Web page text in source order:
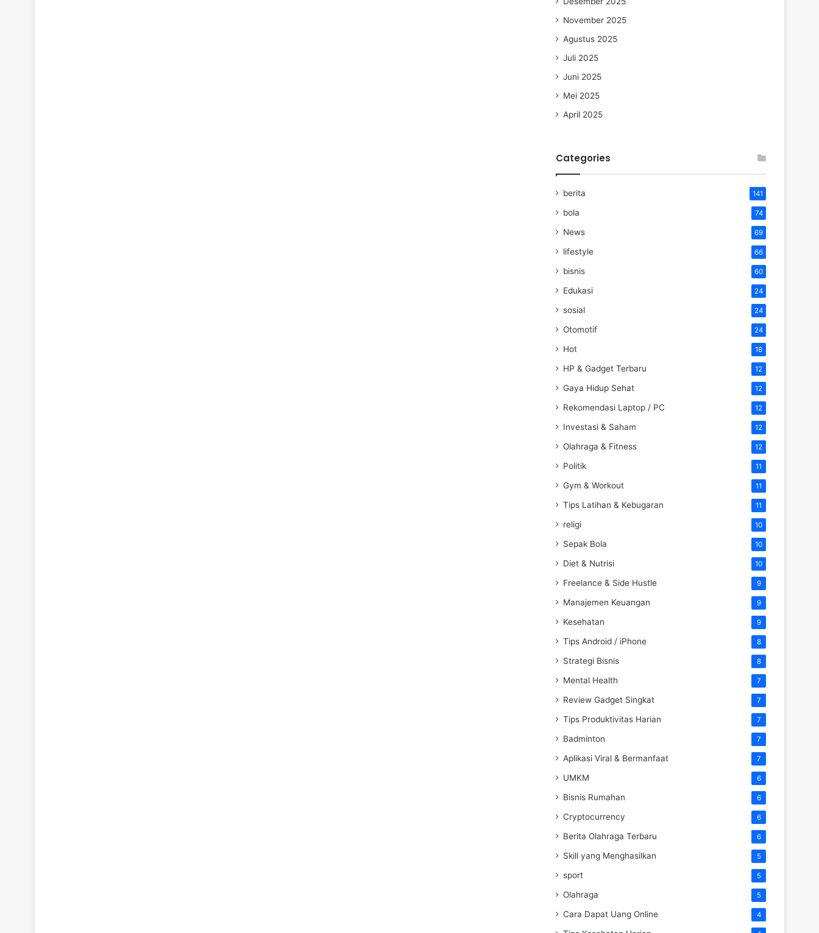
November 2025
Agustus 2025
Juli 2025
Juni 2025
Mei 2025
April 2025
Categories
berita 141
bola 74
News 69
lifestyle 66
bisnis 60
Edukasi 24
sosial 24
Otomotif 24
Hot 18
HP & Gadget Terbaru 12
Gaya Hidup Sehat 12
Rekomendasi Laptop / PC 12
Investasi & Saham 12
Olahraga & Fitness 12
Politik 11
Gym & Workout 11
Tips Latihan & Kebugaran 11
religi 10
Sepak Bola 10
Diet & Nutrisi 10
Freelance & Side Hustle 9
Manajemen Keuangan 9
Kesehatan 9
Tips Android / iPhone 8
Strategi Bisnis 8
Mental Health 7
Review Gadget Singkat 7
Tips Produktivitas Harian 7
Badminton 7
Aplikasi Viral & Bermanfaat 7
UMKM 6
Bisnis Rumahan 6
Cryptocurrency 6
Berita Olahraga Terbaru 6
Skill yang Menghasilkan 5
sport 5
Olahraga 5
Cara Dapat Uang Online 4